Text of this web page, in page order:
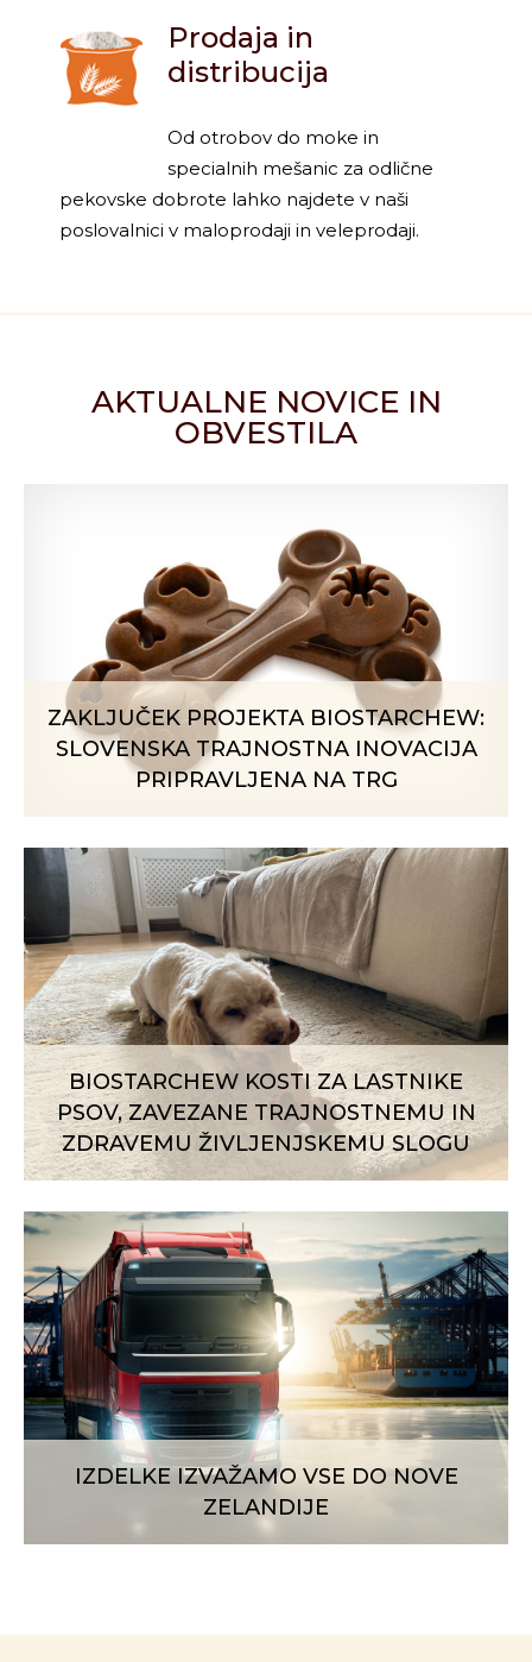
Prodaja in
distribucija
Od otrobov do moke in
specialnih mešanic za odlične
pekovske dobrote lahko najdete v naši
poslovalnici v maloprodaji in veleprodaji.
AKTUALNE NOVICE IN
OBVESTILA
ZAKLJUČEK PROJEKTA BIOSTARCHEW:
SLOVENSKA TRAJNOSTNA INOVACIJA
PRIPRAVLJENA NA TRG
BIOSTARCHEW KOSTI ZA LASTNIKE
PSOV, ZAVEZANE TRAJNOSTNEMU IN
ZDRAVEMU ŽIVLJENJSKEMU SLOGU
IZDELKE IZVAŽAMO VSE DO NOVE
ZELANDIJE